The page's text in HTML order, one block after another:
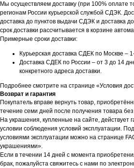
Мы осуществляем доставку (при 100% оплате
регионам России курьерской службой СДЭК.
доставка до пунктов выдачи СДЭК и доставка
срок доставки рассчитывается в корзине
Примерные сроки доставки:
Курьерская доставка СДЕК по Москве –
Доставка СДЕК по России – от 3 до 14
конкретного адреса доставки.
Подробнее смотрите на странице «Условия
Возврат и гарантия
Покупатель вправе вернуть товар,
течение семи дней после получения товара
На украшения, купленные на сайте, действует
условии соблюдения условий эксплуатации.
условиями эксплуатации можно на странице
украшениями».
Если в течении 14 дней с момента
брак, пожалуйста свяжитесь с нами по